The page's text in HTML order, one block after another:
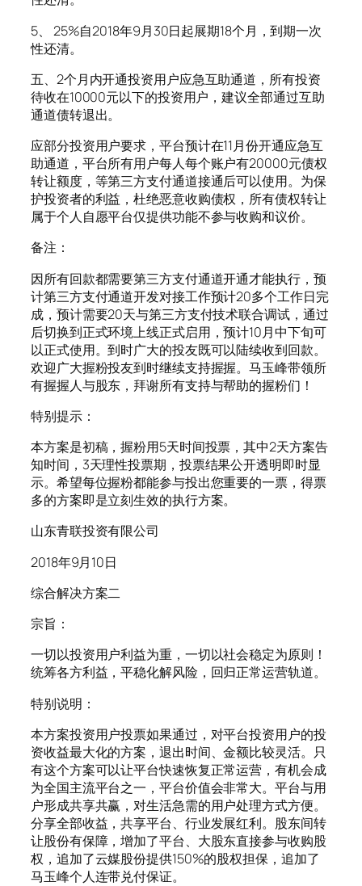
5、 25%自2018年9月30日起展期18个月，到期一次
性还清。
五、2个月内开通投资用户应急互助通道，所有投资
待收在10000元以下的投资用户，建议全部通过互助
通道债转退出。
应部分投资用户要求，平台预计在11月份开通应急互
助通道，平台所有用户每人每个账户有20000元债权
转让额度，等第三方支付通道接通后可以使用。为保
护投资者的利益，杜绝恶意收购债权，所有债权转让
属于个人自愿平台仅提供功能不参与收购和议价。
备注：
因所有回款都需要第三方支付通道开通才能执行，预
计第三方支付通道开发对接工作预计20多个工作日完
成，预计需要20天与第三方支付技术联合调试，通过
后切换到正式环境上线正式启用，预计10月中下旬可
以正式使用。到时广大的投友既可以陆续收到回款。
欢迎广大握粉投友到时继续支持握握。马玉峰带领所
有握握人与股东，拜谢所有支持与帮助的握粉们！
特别提示：
本方案是初稿，握粉用5天时间投票，其中2天方案告
知时间，3天理性投票期，投票结果公开透明即时显
示。希望每位握粉都能参与投出您重要的一票，得票
多的方案即是立刻生效的执行方案。
山东青联投资有限公司
2018年9月10日
综合解决方案二
宗旨：
一切以投资用户利益为重，一切以社会稳定为原则！
统筹各方利益，平稳化解风险，回归正常运营轨道。
特别说明：
本方案投资用户投票如果通过，对平台投资用户的投
资收益最大化的方案，退出时间、金额比较灵活。只
有这个方案可以让平台快速恢复正常运营，有机会成
为全国主流平台之一，平台价值会非常大。平台与用
户形成共享共赢，对生活急需的用户处理方式方便。
分享全部收益，共享平台、行业发展红利。股东间转
让股份有保障，增加了平台、大股东直接参与收购股
权，追加了云媒股份提供150%的股权担保，追加了
马玉峰个人连带兑付保证。